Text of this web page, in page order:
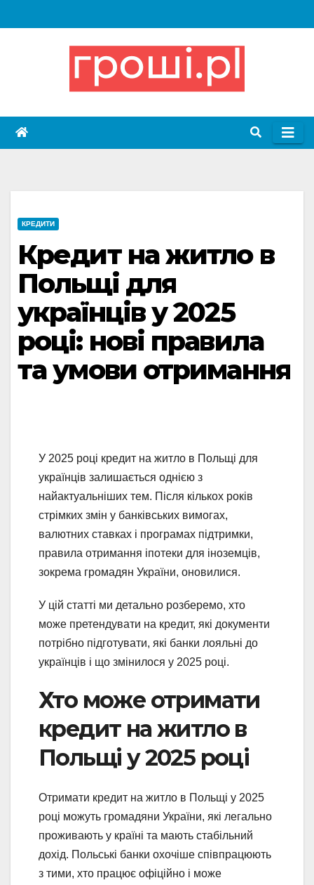
to
КРЕДИТИ
Кредит на житло в
Польщі для
українців у 2025
році: нові правила
та умови отримання
У 2025 році кредит на житло в Польщі для
українців залишається однією з
найактуальніших тем. Після кількох років
стрімких змін у банківських вимогах,
валютних ставках і програмах підтримки,
правила отримання іпотеки для іноземців,
зокрема громадян України, оновилися.
У цій статті ми детально розберемо, хто
може претендувати на кредит, які документи
потрібно підготувати, які банки лояльні до
українців і що змінилося у 2025 році.
Хто може отримати
кредит на житло в
Польщі у 2025 році
Отримати кредит на житло в Польщі у 2025
році можуть громадяни України, які легально
проживають у країні та мають стабільний
дохід. Польські банки охочіше співпрацюють
з тими, хто працює офіційно і може